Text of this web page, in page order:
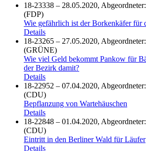
18-23338 – 28.05.2020,
(FDP)
Wie gefährlich ist der Borkenkäfer für
Details
18-23265 – 27.05.2020,
(GRÜNE)
Wie viel Geld bekommt Pankow für
der Bezirk damit?
Details
18-22952 – 07.04.2020,
(CDU)
Bepflanzung von Wartehäuschen
Details
18-22848 – 01.04.2020,
(CDU)
Eintritt in den Berliner Wald für Läufer
Details